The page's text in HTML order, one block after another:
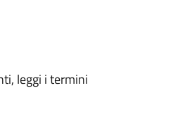
leggi i termini